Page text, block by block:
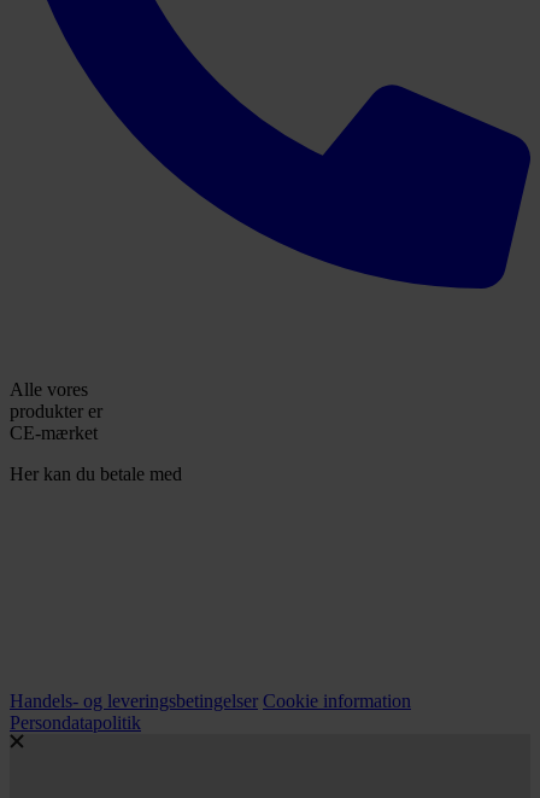
Alle vores
produkter er
CE-mærket
Her kan du betale med
Handels- og leveringsbetingelser Cookie information
Persondatapolitik